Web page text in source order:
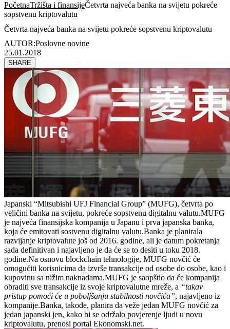
PočetnaTržišta i finansijeČetvrta najveća banka na svijetu pokreće
sopstvenu kriptovalutu
Četvrta najveća banka na svijetu pokreće sopstvenu kriptovalutu
AUTOR:Poslovne novine
25.01.2018
SHARE
Japanski “Mitsubishi UFJ Financial Group” (MUFG), četvrta po
veličini banka na svijetu, pokreće sopstvenu digitalnu valutu.MUFG
je najveća finansijska kompanija u Japanu i prva japanska banka,
koja će emitovati sostvenu digitalnu valutu.Banka je planirala
razvijanje kriptovalute još od 2016. godine, ali je datum pokretanja
sada definitivan i najavljeno je da će se to desiti u toku 2018.
godine.Na osnovu blockchain tehnologije, MUFG novčić će
omogućiti korisnicima da izvrše transakcije od osobe do osobe, kao i
kupovinu sa nižim naknadama.MUFG je saopštio da će kompanija
obraditi sve transakcije iz svoje kriptovalutne mreže, a “takav
pristup pomoći će u poboljšanju stabilnosti novčića”, najavljeno iz
kompanije.Banka, takođe, planira da veže jedan MUFG novčić za
jedan japanski jen, kako bi se održalo povjerenje ljudi u novu
kriptovalutu, prenosi portal Ekonomski.net.